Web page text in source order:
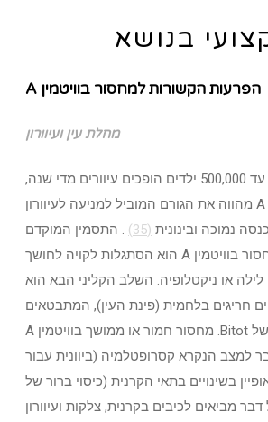
בנושא
הפרעות הקשורות למחסור בוויטמין A
מחלת עין ועיוורון
כשבערך 250,000 עד 500,000 ילדים הופכים עיוורים מדי שנה,
מחסור בוויטמין A מהווה את הגורם המוביל למניעה לעיוורון
נמוכה ובינונית (35)
. התסמין המוקדם
ביותר של מחסור בוויטמין A הוא הסתגלות לקויה לחושך
לילה או ניקטלופיה. השלב הקליני הבא הוא
חריגים בלחמית (פינת העין), המתבטאים
בנוכחות כתמים של Bitot. מחסור חמור או ממושך בוויטמין A
למצב הנקרא קסרופטלמיה (ביוונית עבור
בשינויים בתאי הקרנית (כיסוי ברור של
מביאים לכיבים בקרנית, צלקות ועיוורון